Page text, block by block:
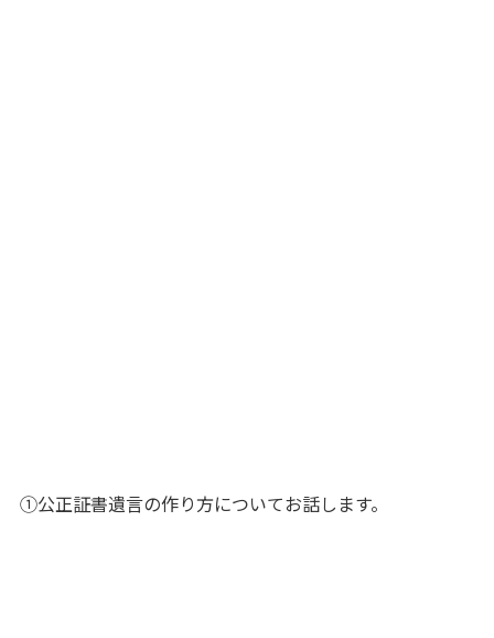
①公正証書遺言の作り方についてお話します。